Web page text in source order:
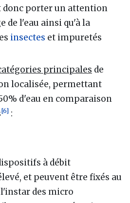
donc porter un attention
de l'eau ainsi qu'à la
insectes et impuretés
principales de
localisée, permettant
d'eau en comparaison
[6] :
à débit
et peuvent être fixés au
des micro